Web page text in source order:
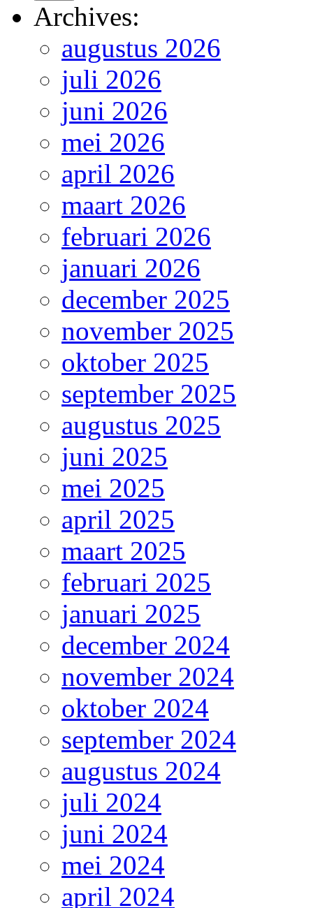
Archives:
augustus 2026
juli 2026
juni 2026
mei 2026
april 2026
maart 2026
februari 2026
januari 2026
december 2025
november 2025
oktober 2025
september 2025
augustus 2025
juni 2025
mei 2025
april 2025
maart 2025
februari 2025
januari 2025
december 2024
november 2024
oktober 2024
september 2024
augustus 2024
juli 2024
juni 2024
mei 2024
april 2024